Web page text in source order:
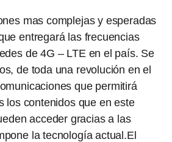
mas complejas y esperadas
entregará las frecuencias
de 4G – LTE en el país. Se
de toda una revolución en el
que permitirá
los contenidos que en este
acceder gracias a las
la tecnología actual.El